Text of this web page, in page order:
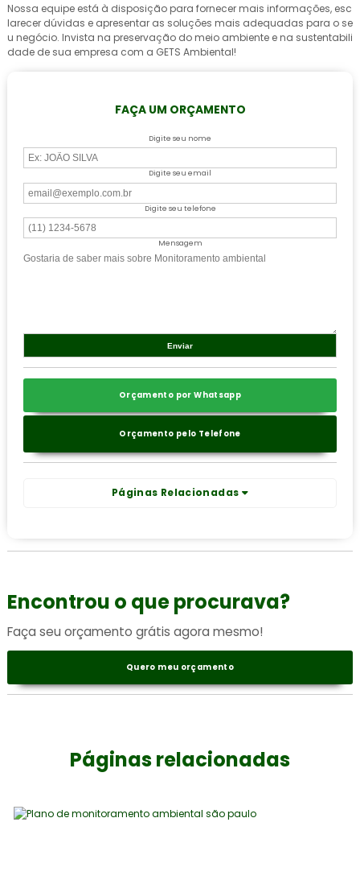
Nossa equipe está à disposição para fornecer mais informações, esc
larecer dúvidas e apresentar as soluções mais adequadas para o se
u negócio. Invista na preservação do meio ambiente e na sustentabili
dade de sua empresa com a GETS Ambiental!
FAÇA UM ORÇAMENTO
Digite seu nome
Digite seu email
Digite seu telefone
Mensagem
Orçamento por Whatsapp
Orçamento pelo Telefone
Páginas Relacionadas
Encontrou o que procurava?
Faça seu orçamento grátis agora mesmo!
Quero meu orçamento
Páginas relacionadas